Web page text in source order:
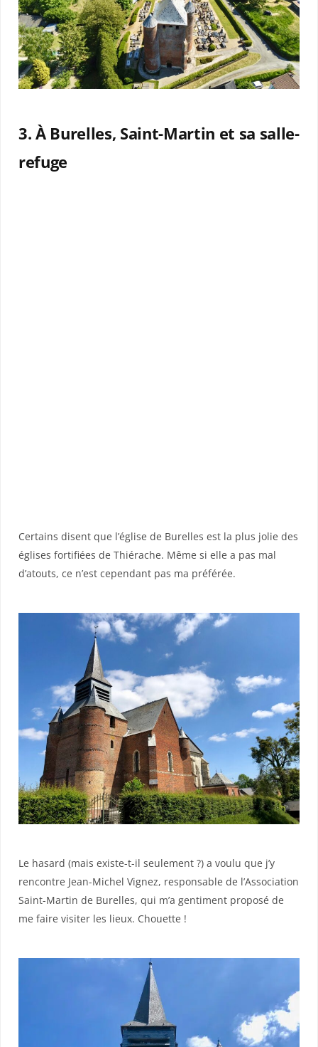
3. À Burelles, Saint-Martin et sa salle-
refuge
Certains disent que l’église de Burelles est la plus jolie des
églises fortifiées de Thiérache. Même si elle a pas mal
d’atouts, ce n’est cependant pas ma préférée.
Le hasard (mais existe-t-il seulement ?) a voulu que j’y
rencontre Jean-Michel Vignez, responsable de l’Association
Saint-Martin de Burelles, qui m’a gentiment proposé de
me faire visiter les lieux. Chouette !